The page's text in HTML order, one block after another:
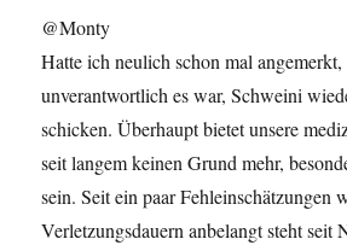
@Monty
Hatte ich neulich schon mal
unverantwortlich es war, Schweini
schicken. Überhaupt bietet unsere
seit langem keinen Grund mehr,
sein. Seit ein paar Fehleinschätzungen
Verletzungsdauern anbelangt steht seit